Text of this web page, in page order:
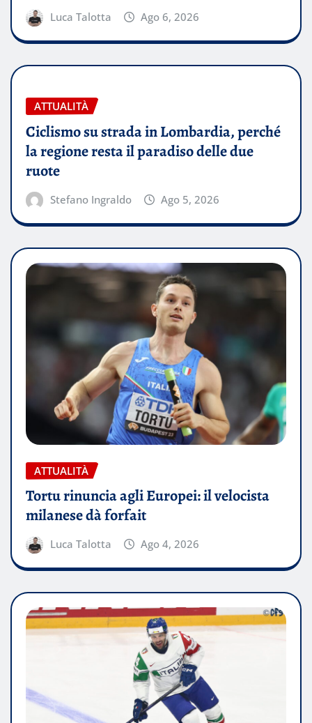
Luca Talotta Ago 6, 2026
ATTUALITÀ
Ciclismo su strada in Lombardia, perché
la regione resta il paradiso delle due
ruote
Stefano Ingraldo Ago 5, 2026
ATTUALITÀ
Tortu rinuncia agli Europei: il velocista
milanese dà forfait
Luca Talotta Ago 4, 2026